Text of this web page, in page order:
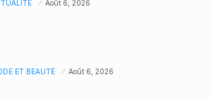
Août 6, 2026
ET BEAUTÉ Août 6, 2026